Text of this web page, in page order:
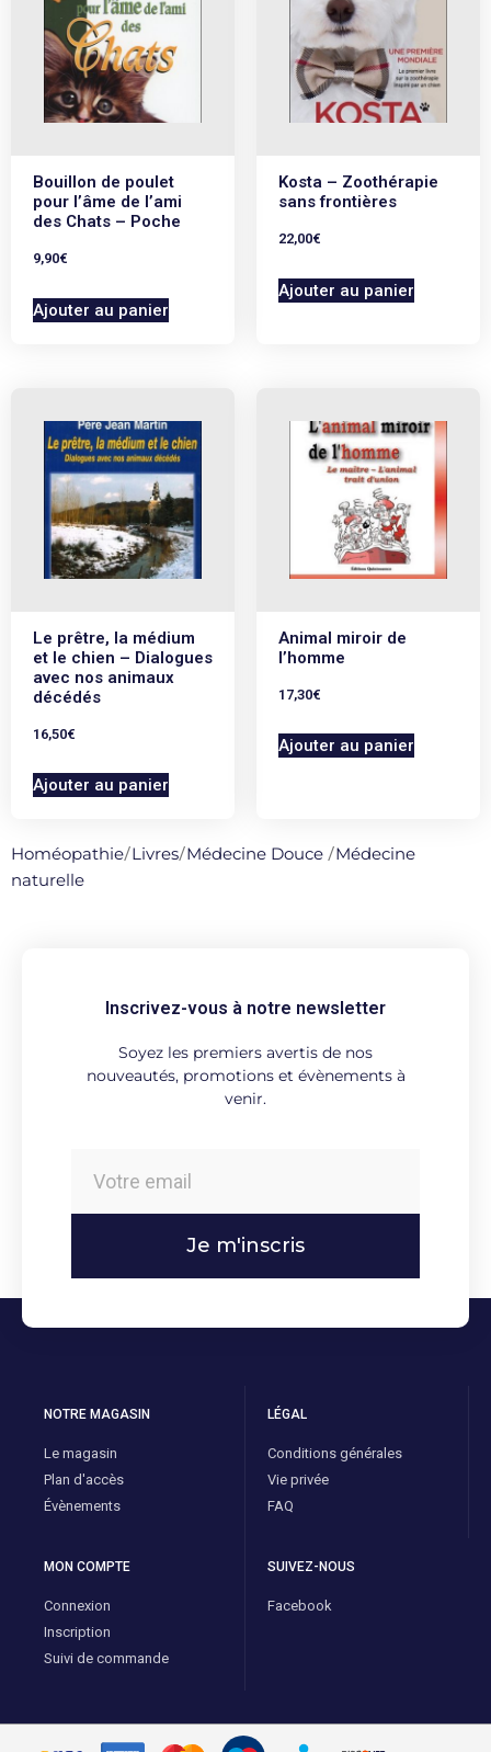
Bouillon de poulet
pour l’âme de l’ami
des Chats – Poche
9,90€
Ajouter au panier
Kosta – Zoothérapie
sans frontières
22,00€
Ajouter au panier
Le prêtre, la médium
et le chien – Dialogues
avec nos animaux
décédés
16,50€
Ajouter au panier
Animal miroir de
l’homme
17,30€
Ajouter au panier
Homéopathie/Livres/Médecine Douce /Médecine
naturelle
Inscrivez-vous à notre newsletter
Soyez les premiers avertis de nos
nouveautés, promotions et évènements à
venir.
Je m'inscris
NOTRE MAGASIN
Le magasin
Plan d'accès
Évènements
LÉGAL
Conditions générales
Vie privée
FAQ
MON COMPTE
Connexion
Inscription
Suivi de commande
SUIVEZ-NOUS
Facebook